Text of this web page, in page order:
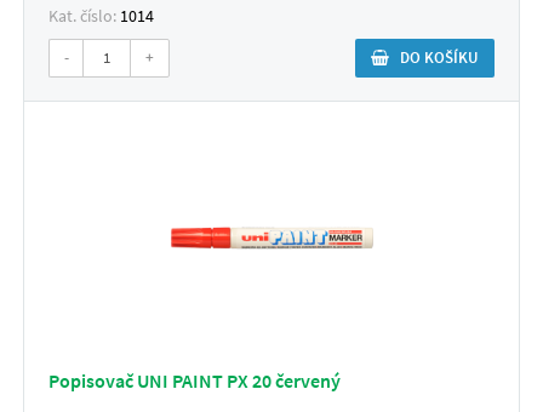
Kat. číslo: 1014
- + DO KOŠÍKU
Popisovač UNI PAINT PX 20 červený